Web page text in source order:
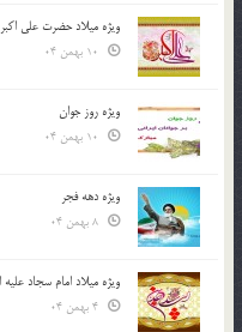
ویژه میلاد حضرت علی
ویژه روز جوان
ویژه دهه فجر
ویژه میلاد امام سجاد علیه